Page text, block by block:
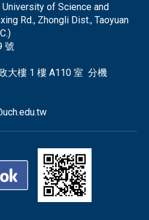
of Science and
Rd., Zhongli Dist., Taoyuan
號
大樓 1 樓 A110 室 分機